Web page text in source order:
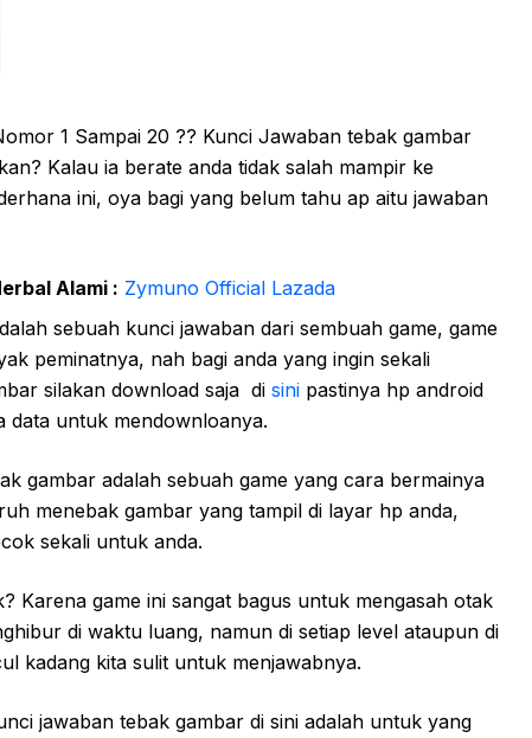
1 Sampai 20 ?? Kunci Jawaban tebak gambar
Kalau ia berate anda tidak salah mampir ke
ini, oya bagi yang belum tahu ap aitu jawaban
Alami : Zymuno Official Lazada
sebuah kunci jawaban dari sembuah game, game
peminatnya, nah bagi anda yang ingin sekali
silakan download saja di sini pastinya hp android
data untuk mendownloanya.
gambar adalah sebuah game yang cara bermainya
menebak gambar yang tampil di layar hp anda,
sekali untuk anda.
Karena game ini sangat bagus untuk mengasah otak
di waktu luang, namun di setiap level ataupun di
kadang kita sulit untuk menjawabnya.
jawaban tebak gambar di sini adalah untuk yang